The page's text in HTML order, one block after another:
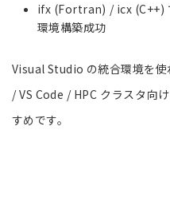
ifx (Fortran) / icx (C++)
環境構築成功
Visual Studio の統合環境を
/ VS Code / HPC クラスタ向
すめです。